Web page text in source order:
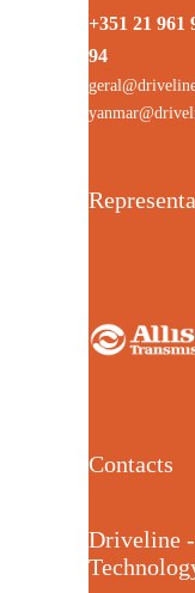
+351 21 961
94
Contacts
Driveline